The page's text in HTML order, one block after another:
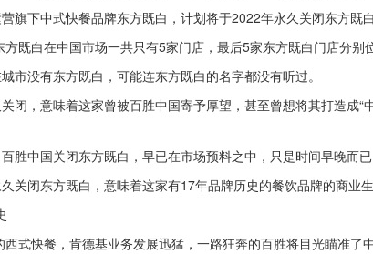
旗下中式快餐品牌东方既白，计划将于2022年永久关闭东方既白
既白在中国市场一共只有5家门店，最后5家东方既白门店分别
市没有东方既白，可能连东方既白的名字都没有听过。
闭，意味着这家曾被百胜中国寄予厚望，甚至曾想将其打造成“
胜中国关闭东方既白，早已在市场预料之中，只是时间早晚而已
关闭东方既白，意味着这家有17年品牌历史的餐饮品牌的商业生
式快餐，肯德基业务发展迅猛，一路狂奔的百胜将目光瞄准了中